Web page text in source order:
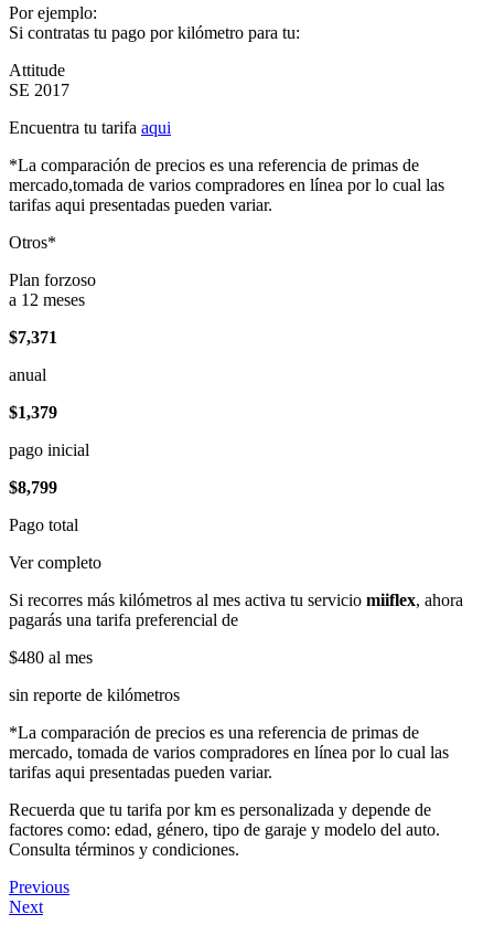
Por ejemplo:
Si contratas tu pago por kilómetro para tu:
Attitude
SE 2017
Encuentra tu tarifa aqui
*La comparación de precios es una referencia de primas de
mercado,tomada de varios compradores en línea por lo cual las
tarifas aqui presentadas pueden variar.
Otros*
Plan forzoso
a 12 meses
$7,371
anual
$1,379
pago inicial
$8,799
Pago total
Ver completo
Si recorres más kilómetros al mes activa tu servicio miiflex, ahora
pagarás una tarifa preferencial de
$480 al mes
sin reporte de kilómetros
*La comparación de precios es una referencia de primas de
mercado, tomada de varios compradores en línea por lo cual las
tarifas aqui presentadas pueden variar.
Recuerda que tu tarifa por km es personalizada y depende de
factores como: edad, género, tipo de garaje y modelo del auto.
Consulta términos y condiciones.
Previous
Next